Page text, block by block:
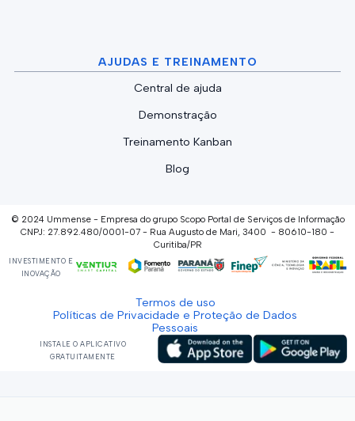
AJUDAS E TREINAMENTO
Central de ajuda
Demonstração
Treinamento Kanban
Blog
© 2024 Ummense - Empresa do grupo Scopo Portal de Serviços de Informação
CNPJ: 27.892.480/0001-07 - Rua Augusto de Mari, 3400 - 80610-180 -
Curitiba/PR
INVESTIMENTO E
INOVAÇÃO
Termos de uso
Políticas de Privacidade e Proteção de Dados
Pessoais
INSTALE O APLICATIVO
GRATUITAMENTE